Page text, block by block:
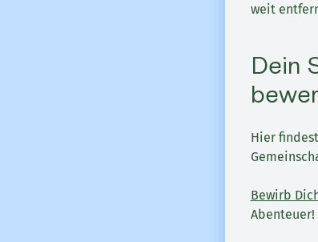
weit
Dein
Hier
Bewirb
Abenteuer!